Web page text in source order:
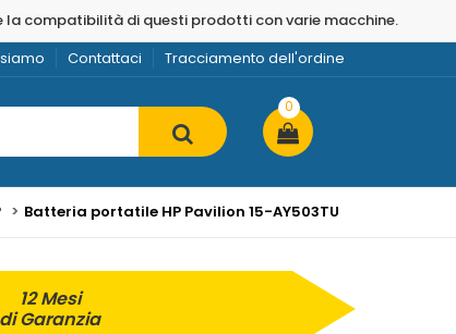
la compatibilità di questi prodotti con varie macchine.
Tracciamento dell'ordine
Contattaci
0
Batteria portatile HP Pavilion 15-AY503TU
12 Mesi
di Garanzia